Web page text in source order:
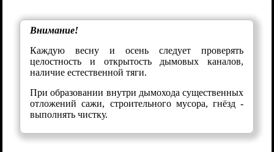
Внимание!
Каждую весну и осень следует проверять
целостность и открытость дымовых каналов,
наличие естественной тяги.
При образовании внутри дымохода существенных
отложений сажи, строительного мусора, гнёзд -
выполнять чистку.